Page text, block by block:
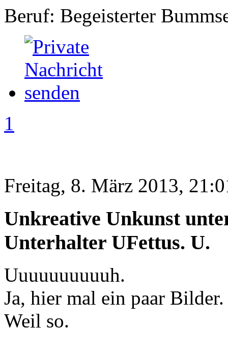
Beruf: Begeisterter
1
Freitag, 8. März 2013,
Unkreative Unkunst
Unterhalter UFettus. U.
Uuuuuuuuuuh.
Ja, hier mal ein paar
Weil so.